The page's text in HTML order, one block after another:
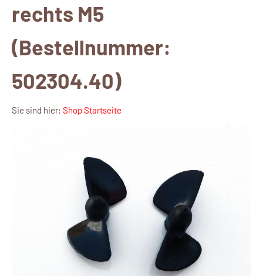
rechts M5
(Bestellnummer:
502304.40)
Sie sind hier: Shop Startseite